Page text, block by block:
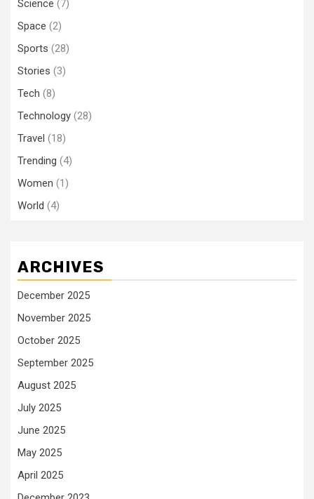
Science (7)
Space (2)
Sports (28)
Stories (3)
Tech (8)
Technology (28)
Travel (18)
Trending (4)
Women (1)
World (4)
ARCHIVES
December 2025
November 2025
October 2025
September 2025
August 2025
July 2025
June 2025
May 2025
April 2025